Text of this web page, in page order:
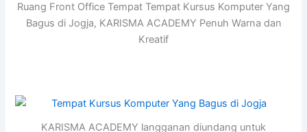
Ruang Front Office Tempat Tempat Kursus Komputer Yang
Bagus di Jogja, KARISMA ACADEMY Penuh Warna dan
Kreatif
KARISMA ACADEMY langganan diundang untuk